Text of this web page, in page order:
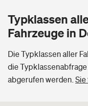
Typklassen
Fahrzeuge in
Die Typklassen aller
die
abgerufen werden. Sie